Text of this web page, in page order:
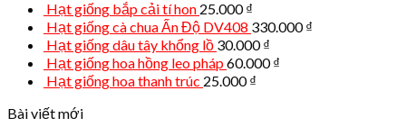
Hạt giống bắp cải tí hon 25.000₫
Hạt giống cà chua Ấn Độ DV408 330.000₫
Hạt giống dâu tây khổng lồ 30.000₫
Hạt giống hoa hồng leo pháp60.000₫
Hạt giống hoa thanh trúc 25.000₫
Bài viết mới